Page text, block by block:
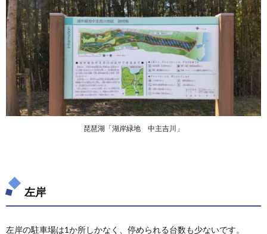
「湖岸
緑地
中主吉
川」の
問い合
わせ先
琵琶湖「湖岸緑地 中主吉川」
左岸
左岸の駐車場は1か所しかなく、停められる台数も少ないです。